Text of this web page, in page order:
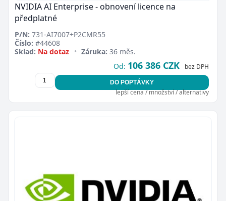
NVIDIA AI Enterprise - obnovení licence na
předplatné
P/N: 731-AI7007+P2CMR55
Číslo: #44608
Sklad: Na dotaz • Záruka: 36 měs.
Od: 106 386 CZK bez DPH
DO POPTÁVKY
lepší cena / množství / alternativy